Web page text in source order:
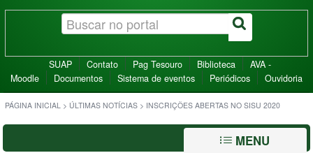
SUAP Contato Pag Tesouro Biblioteca
AVA -
Moodle
Documentos Sistema de eventos Periódicos Ouvidoria
PÁGINA INICIAL > ÚLTIMAS NOTÍCIAS > INSCRIÇÕES ABERTAS NO SISU 2020
MENU